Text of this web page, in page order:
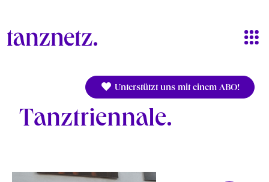
Unterstützt uns mit einem ABO!
Tanztriennale